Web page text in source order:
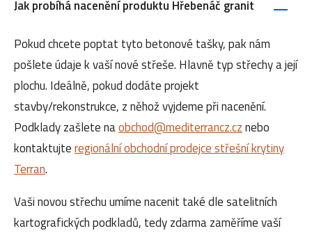
Jak probíhá nacenění produktu Hřebenáč granit
Pokud chcete poptat tyto betonové tašky, pak nám
pošlete údaje k vaší nové střeše. Hlavně typ střechy a její
plochu. Ideálně, pokud dodáte projekt
stavby/rekonstrukce, z něhož vyjdeme při nacenění.
Podklady zašlete naobchod@mediterrancz.cznebo
kontaktujteregionální obchodní prodejce střešní krytiny
Terran.
Vaši novou střechu umíme nacenit také dle satelitních
kartografických podkladů, tedy zdarma zaměříme vaší